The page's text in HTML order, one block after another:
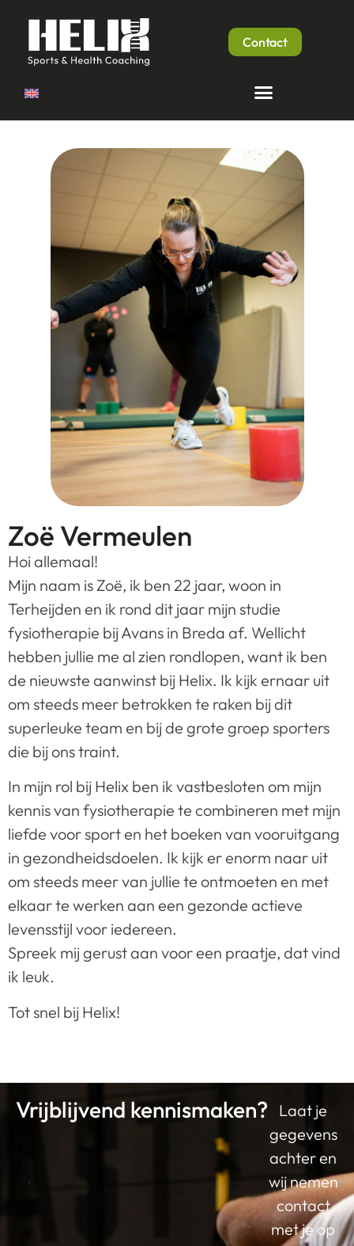
Contact
Zoë Vermeulen
Hoi allemaal!
Mijn naam is Zoë, ik ben 22 jaar, woon in
Terheijden en ik rond dit jaar mijn studie
fysiotherapie bij Avans in Breda af. Wellicht
hebben jullie me al zien rondlopen, want ik ben
de nieuwste aanwinst bij Helix. Ik kijk ernaar uit
om steeds meer betrokken te raken bij dit
superleuke team en bij de grote groep sporters
die bij ons traint.
In mijn rol bij Helix ben ik vastbesloten om mijn
kennis van fysiotherapie te combineren met mijn
liefde voor sport en het boeken van vooruitgang
in gezondheidsdoelen. Ik kijk er enorm naar uit
om steeds meer van jullie te ontmoeten en met
elkaar te werken aan een gezonde actieve
levensstijl voor iedereen.
Spreek mij gerust aan voor een praatje, dat vind
ik leuk.
Tot snel bij Helix!
Vrijblijvend kennismaken?
Laat je
gegevens
achter en
wij nemen
contact
met je op